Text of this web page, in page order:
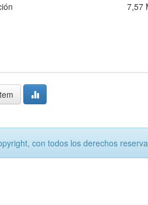
7,57
con todos los derechos